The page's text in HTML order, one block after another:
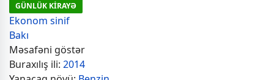
GÜNLÜK KİRAYƏ
Ekonom sinif
Bakı
Məsafəni göstər
Buraxılış ili: 2014